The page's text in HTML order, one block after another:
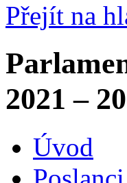
Přejít na
2021 –
Úvod